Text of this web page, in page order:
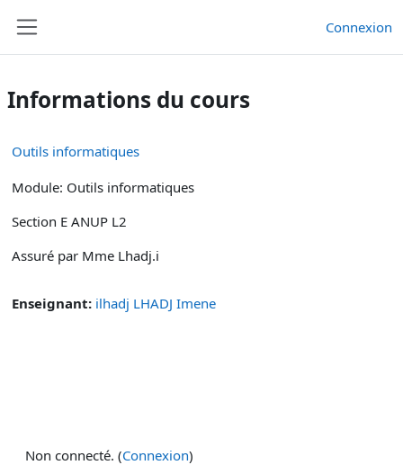
Connexion
Informations du cours
Outils informatiques
Module: Outils informatiques
Section E ANUP L2
Assuré par Mme Lhadj.i
Enseignant: ilhadj LHADJ Imene
Non connecté. (Connexion)